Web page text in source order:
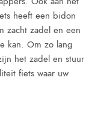
heeft een bidon
zacht zadel en een
kan. Om zo lang
het zadel en stuur
fiets waar uw